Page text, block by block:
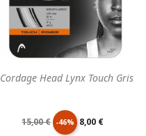
Cordage Head Lynx Touch Gris
Prix
15,00 € -46% Prix
8,00 €